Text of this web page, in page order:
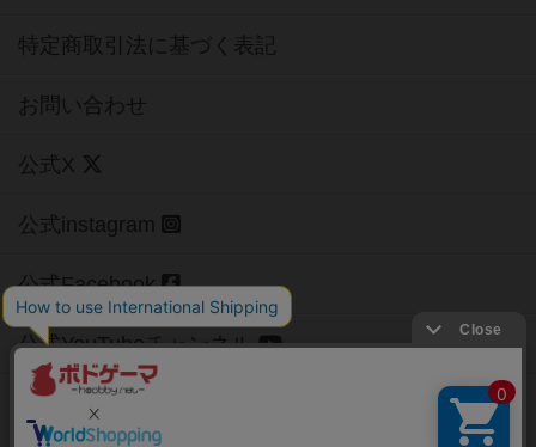
特定商取引法に基づく表記
お問い合わせ
公式X
公式instagram
公式Facebook
公式YouTubeチャンネル